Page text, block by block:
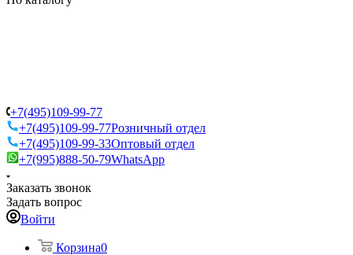
+7(495)109-99-77
+7(495)109-99-77Розничный отдел
+7(495)109-99-33Оптовый отдел
+7(995)888-50-79WhatsApp
Заказать звонок
Задать вопрос
Войти
Корзина0